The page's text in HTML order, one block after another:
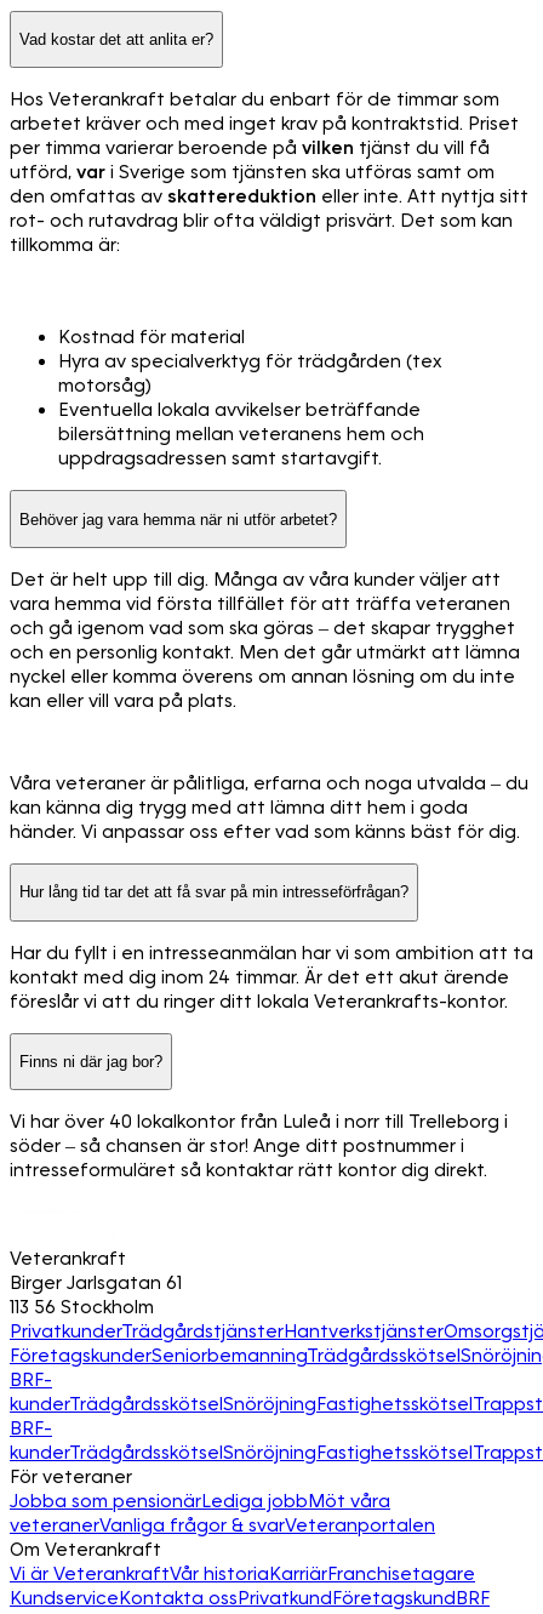
Vad kostar det att anlita er?
Hos Veterankraft betalar du enbart för de timmar som
arbetet kräver och med inget krav på kontraktstid. Priset
per timma varierar beroende på vilken tjänst du vill få
utförd, var i Sverige som tjänsten ska utföras samt om
den omfattas av skattereduktion eller inte. Att nyttja sitt
rot- och rutavdrag blir ofta väldigt prisvärt. Det som kan
tillkomma är:
Kostnad för material
Hyra av specialverktyg för trädgården (tex
motorsåg)
Eventuella lokala avvikelser beträffande
bilersättning mellan veteranens hem och
uppdragsadressen samt startavgift.
Behöver jag vara hemma när ni utför arbetet?
Det är helt upp till dig. Många av våra kunder väljer att
vara hemma vid första tillfället för att träffa veteranen
och gå igenom vad som ska göras – det skapar trygghet
och en personlig kontakt. Men det går utmärkt att lämna
nyckel eller komma överens om annan lösning om du inte
kan eller vill vara på plats.
Våra veteraner är pålitliga, erfarna och noga utvalda – du
kan känna dig trygg med att lämna ditt hem i goda
händer. Vi anpassar oss efter vad som känns bäst för dig.
Hur lång tid tar det att få svar på min intresseförfrågan?
Har du fyllt i en intresseanmälan har vi som ambition att ta
kontakt med dig inom 24 timmar. Är det ett akut ärende
föreslår vi att du ringer ditt lokala Veterankrafts-kontor.
Finns ni där jag bor?
Vi har över 40 lokalkontor från Luleå i norr till Trelleborg i
söder – så chansen är stor! Ange ditt postnummer i
intresseformuläret så kontaktar rätt kontor dig direkt.
Veterankraft
Birger Jarlsgatan 61
113 56 Stockholm
PrivatkunderTrädgårdstjänsterHantverkstjänster
FöretagskunderSeniorbemanningTrädgårdsskötsel
BRF-
kunderTrädgårdsskötsel Snöröjning Fastighetsskötsel
BRF-
kunderTrädgårdsskötsel Snöröjning Fastighetsskötsel
För veteraner
Jobba som pensionärLediga jobb Möt våra
veteranerVanliga frågor & svarVeteranportalen
Om Veterankraft
Vi är VeterankraftVår historia KarriärFranchisetagare
Kundservice Kontakta oss Privatkund Företagskund BRF